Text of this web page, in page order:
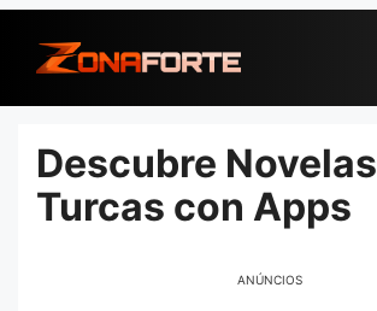
para
conteúdo
Descubre Novelas
Turcas con Apps
ANÚNCIOS